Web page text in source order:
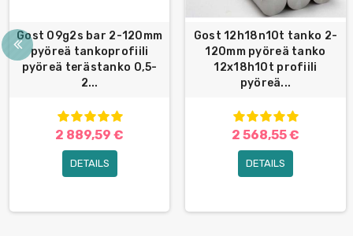
Gost 09g2s bar 2-120mm
pyöreä tankoprofiili
pyöreä terästanko 0,5-
2...
2 889,59 €
DETAILS
Gost 12h18n10t tanko 2-
120mm pyöreä tanko
12x18h10t profiili
pyöreä...
2 568,55 €
DETAILS